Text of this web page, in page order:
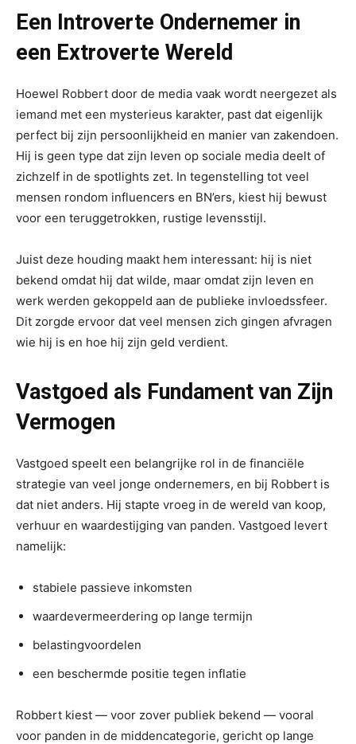
Een Introverte Ondernemer in
een Extroverte Wereld
Hoewel Robbert door de media vaak wordt neergezet als
iemand met een mysterieus karakter, past dat eigenlijk
perfect bij zijn persoonlijkheid en manier van zakendoen.
Hij is geen type dat zijn leven op sociale media deelt of
zichzelf in de spotlights zet. In tegenstelling tot veel
mensen rondom influencers en BN’ers, kiest hij bewust
voor een teruggetrokken, rustige levensstijl.
Juist deze houding maakt hem interessant: hij is niet
bekend omdat hij dat wilde, maar omdat zijn leven en
werk werden gekoppeld aan de publieke invloedssfeer.
Dit zorgde ervoor dat veel mensen zich gingen afvragen
wie hij is en hoe hij zijn geld verdient.
Vastgoed als Fundament van Zijn
Vermogen
Vastgoed speelt een belangrijke rol in de financiële
strategie van veel jonge ondernemers, en bij Robbert is
dat niet anders. Hij stapte vroeg in de wereld van koop,
verhuur en waardestijging van panden. Vastgoed levert
namelijk:
stabiele passieve inkomsten
waardevermeerdering op lange termijn
belastingvoordelen
een beschermde positie tegen inflatie
Robbert kiest — voor zover publiek bekend — vooral
voor panden in de middencategorie, gericht op lange